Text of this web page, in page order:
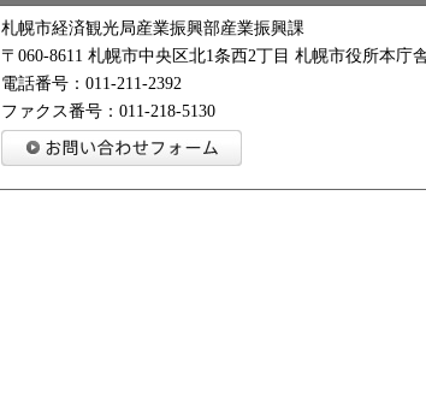
札幌市経済観光局産業振興部産業振興課
〒060-8611 札幌市中央区北1条西2丁目 札幌市役所本庁
電話番号：011-211-2392
ファクス番号：011-218-5130